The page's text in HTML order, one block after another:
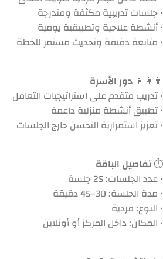
• جلسات تدريبية مكثفة ومتدرجة
• أنشطة علاجية وتطبيقية يومية
• متابعة دقيقة وتحديث مستمر للخطة
👨‍👩‍👧 دور الأسرة
• تدريب متقدم على استراتيجيات التعامل
• تطبيق أنشطة منزلية داعمة
• تعزيز استمرارية التحسن خارج الجلسات
⏱️تفاصيل الباقة
• عدد الجلسات: 25 جلسة
• مدة الجلسة: 30–45 دقيقة
• النوع: فردية
• المكان: داخل المركز أو أونلاين